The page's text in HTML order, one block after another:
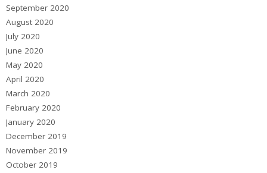
September 2020
August 2020
July 2020
June 2020
May 2020
April 2020
March 2020
February 2020
January 2020
December 2019
November 2019
October 2019